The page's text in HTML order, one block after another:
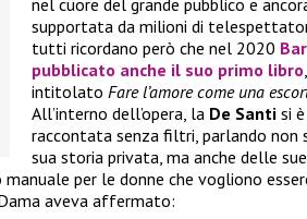
nel cuore del grande pubblico e
supportata da milioni di
tutti ricordano però che nel 2020
pubblicato anche il suo primo libro,
intitolato Fare l’amore come una
All’interno dell’opera, la De Santi si è
raccontata senza filtri, parlando non
sua storia privata, ma anche delle sue
per le donne che vogliono
aveva affermato: